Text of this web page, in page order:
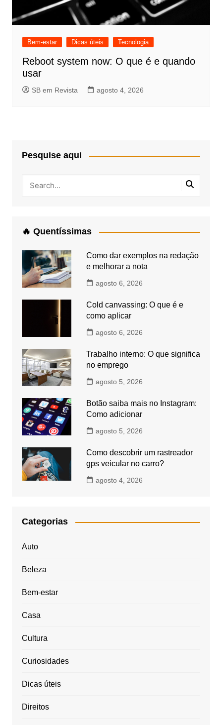
Bem-estar Dicas úteis Tecnologia
Reboot system now: O que é e quando
usar
SB em Revista agosto 4, 2026
Pesquise aqui
🔥 Quentíssimas
Como dar exemplos na redação
e melhorar a nota
agosto 6, 2026
Cold canvassing: O que é e
como aplicar
agosto 6, 2026
Trabalho interno: O que significa
no emprego
agosto 5, 2026
Botão saiba mais no Instagram:
Como adicionar
agosto 5, 2026
Como descobrir um rastreador
gps veicular no carro?
agosto 4, 2026
Categorias
Auto
Beleza
Bem-estar
Casa
Cultura
Curiosidades
Dicas úteis
Direitos